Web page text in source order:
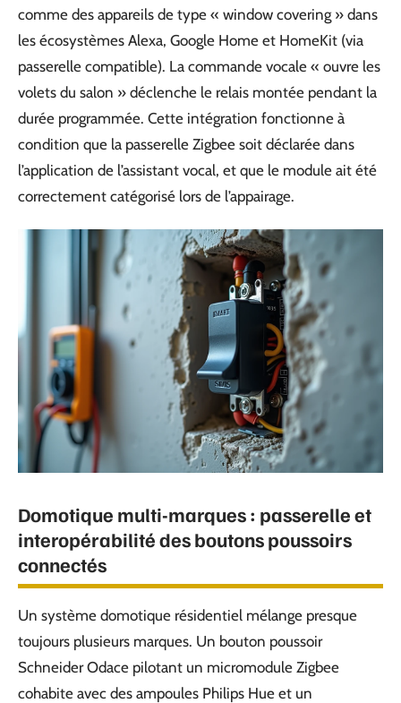
comme des appareils de type « window covering » dans
les écosystèmes Alexa, Google Home et HomeKit (via
passerelle compatible). La commande vocale « ouvre les
volets du salon » déclenche le relais montée pendant la
durée programmée. Cette intégration fonctionne à
condition que la passerelle Zigbee soit déclarée dans
l’application de l’assistant vocal, et que le module ait été
correctement catégorisé lors de l’appairage.
Domotique multi-marques : passerelle et
interopérabilité des boutons poussoirs
connectés
Un système domotique résidentiel mélange presque
toujours plusieurs marques. Un bouton poussoir
Schneider Odace pilotant un micromodule Zigbee
cohabite avec des ampoules Philips Hue et un